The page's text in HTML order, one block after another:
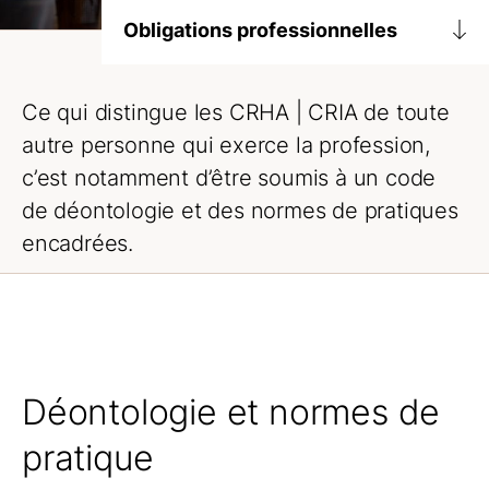
Obligations professionnelles
Lignes directrices et avis
Obligations
Formation continue
Inspection professionnelle ECH
Ce qui distingue les CRHA | CRIAde toute
autre personne qui exerce la profession,
c’est notamment d’être soumis à un code
de déontologie et des normes de pratiques
encadrées.
Déontologie et normes de
pratique